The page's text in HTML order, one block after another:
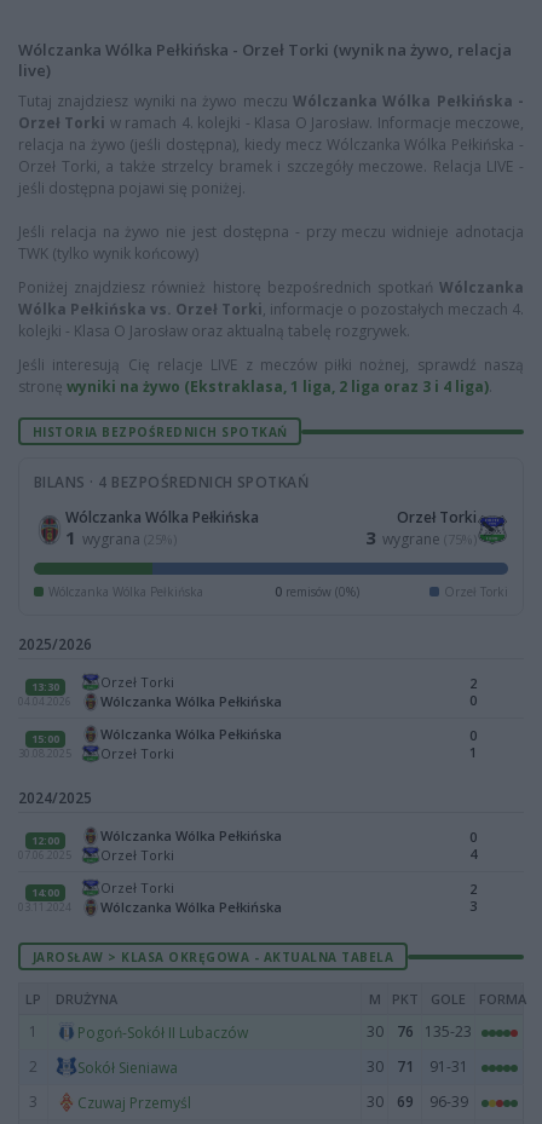
Wólczanka Wólka Pełkińska - Orzeł Torki (wynik na żywo, relacja
live)
Tutaj znajdziesz wyniki na żywo meczu Wólczanka Wólka Pełkińska -
Orzeł Torki w ramach 4. kolejki - Klasa O Jarosław. Informacje meczowe,
relacja na żywo (jeśli dostępna), kiedy mecz Wólczanka Wólka Pełkińska -
Orzeł Torki, a także strzelcy bramek i szczegóły meczowe. Relacja LIVE -
jeśli dostępna pojawi się poniżej.
Jeśli relacja na żywo nie jest dostępna - przy meczu widnieje adnotacja
TWK (tylko wynik końcowy)
Poniżej znajdziesz również historę bezpośrednich spotkań Wólczanka
Wólka Pełkińska vs. Orzeł Torki, informacje o pozostałych meczach 4.
kolejki - Klasa O Jarosław oraz aktualną tabelę rozgrywek.
Jeśli interesują Cię relacje LIVE z meczów piłki nożnej, sprawdź naszą
stronę wyniki na żywo (Ekstraklasa, 1 liga, 2 liga oraz 3 i 4 liga).
HISTORIA BEZPOŚREDNICH SPOTKAŃ
BILANS · 4 BEZPOŚREDNICH SPOTKAŃ
Wólczanka Wólka Pełkińska
1 wygrana (25%)
Orzeł Torki
3 wygrane (75%)
Wólczanka Wólka Pełkińska 0remisów (0%) Orzeł Torki
2025/2026
13:30
04.04.2026
Orzeł Torki
Wólczanka Wólka Pełkińska
2
0
15:00
30.08.2025
Wólczanka Wólka Pełkińska
Orzeł Torki
0
1
2024/2025
12:00
07.06.2025
Wólczanka Wólka Pełkińska
Orzeł Torki
0
4
14:00
03.11.2024
Orzeł Torki
Wólczanka Wólka Pełkińska
2
3
JAROSŁAW > KLASA OKRĘGOWA - AKTUALNA TABELA
LP DRUŻYNA M PKT GOLE FORMA
1 Pogoń-Sokół II Lubaczów 30 76
135-23
2
Sokół Sieniawa 30 71
91-31
3
Czuwaj Przemyśl 30 69
96-39